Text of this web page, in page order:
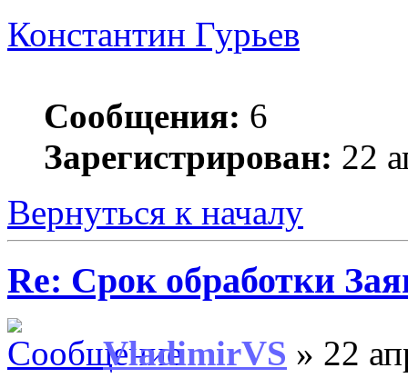
Константин Гурьев
Сообщения: 6
Зарегистрирован: 22
Вернуться к началу
Re: Срок обработки
VladimirVS » 22